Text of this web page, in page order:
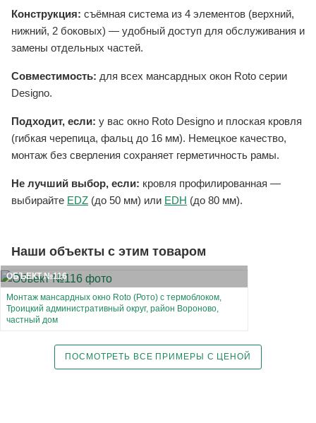
Конструкция: съёмная система из 4 элементов (верхний,
нижний, 2 боковых) — удобный доступ для обслуживания и
замены отдельных частей.
Совместимость: для всех мансардных окон Roto серии
Designo.
Подходит, если: у вас окно Roto Designo и плоская кровля
(гибкая черепица, фальц до 16 мм). Немецкое качество,
монтаж без сверления сохраняет герметичность рамы.
Не лучший выбор, если: кровля профилированная —
выбирайте EDZ (до 50 мм) или EDH (до 80 мм).
Наши объекты с этим товаром
ОБЪЕКТ №116
Монтаж мансардных окно Roto (Рото) с термоблоком,
Троицкий административный округ, район Вороново,
частный дом
ПОСМОТРЕТЬ ВСЕ ПРИМЕРЫ С ЦЕНОЙ